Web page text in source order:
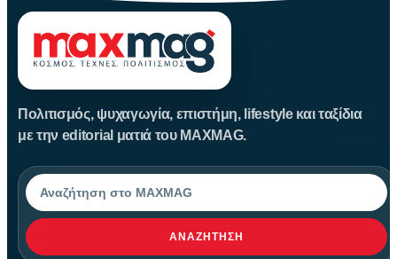
Πολιτισμός, ψυχαγωγία, επιστήμη, lifestyle και ταξίδια
με την editorial ματιά του MAXMAG.
Αναζήτηση
ΑΝΑΖΉΤΗΣΗ